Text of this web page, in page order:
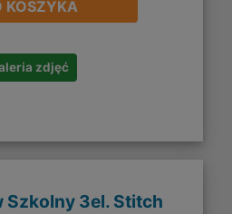
KOSZYKA
zdjęć
Szkolny 3el. Stitch